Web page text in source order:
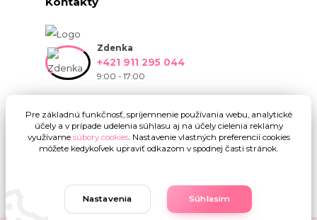
Zdenka
+421 911 295 044
9:00 - 17:00
Upravit sběr cookies.
Pre základnú funkčnosť, spríjemnenie používania webu, analytické
účely a v prípade udelenia súhlasu aj na účely cielenia reklamy
využívame súbory cookies. Nastavenie vlastných preferencií cookies
môžete kedykoľvek upraviť odkazom v spodnej časti stránok.
Nastavenia Súhlasím